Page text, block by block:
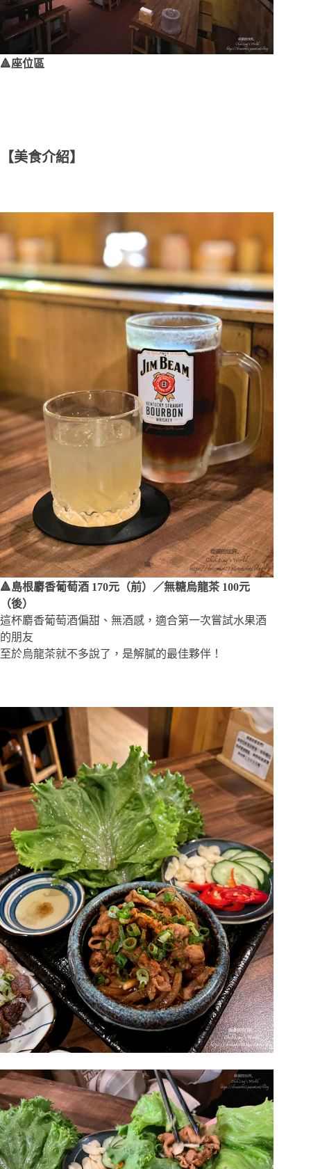
🔺座位區
【美食介紹】
🔺島根麝香葡萄酒 170元（前）／無糖烏龍茶 100元
（後）
這杯麝香葡萄酒偏甜、無酒感，適合第一次嘗試水果酒
的朋友
至於烏龍茶就不多說了，是解膩的最佳夥伴！